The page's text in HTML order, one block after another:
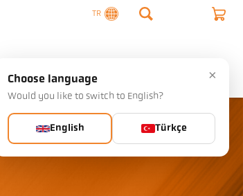
TR
Şirket İletişim ×
Choose language
Would you like to switch to English?
English Türkçe